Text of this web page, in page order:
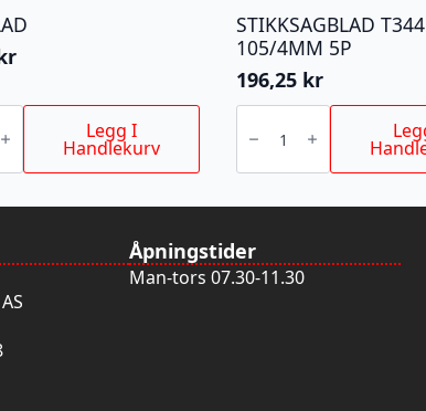
Legg I
Handlekurv
STIKKSAGBLAD
105/4MM 5P
196,25 kr
STIKKSAGBLAD
105/4MM
antall
Åpningstider
Man-tors 07.30-11.30